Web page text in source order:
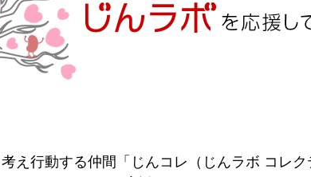
え行動する仲間「じんコレ（じんラボ コレク